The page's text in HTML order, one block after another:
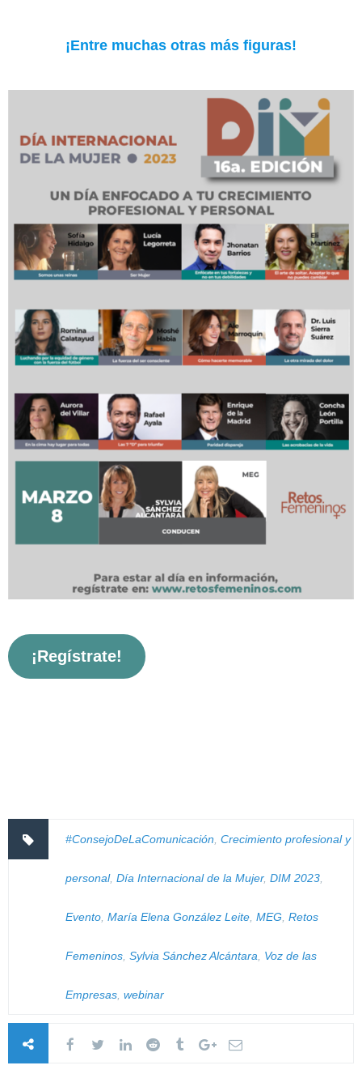
¡Entre muchas otras más figuras!
¡Regístrate!
#ConsejoDeLaComunicación Crecimiento profesional y
personal, Día Internacional de la Mujer, DIM 2023
Evento María Elena González Leite MEG Retos
Femeninos Sylvia Sánchez Alcántara Voz de las
Empresas webinar